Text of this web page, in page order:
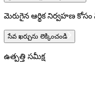
మెరుగైన ఆర్థిక నిర్వహణ
సేవ ఖర్చును లెక్కించండి
ఉత్పత్తి సమీక్ష